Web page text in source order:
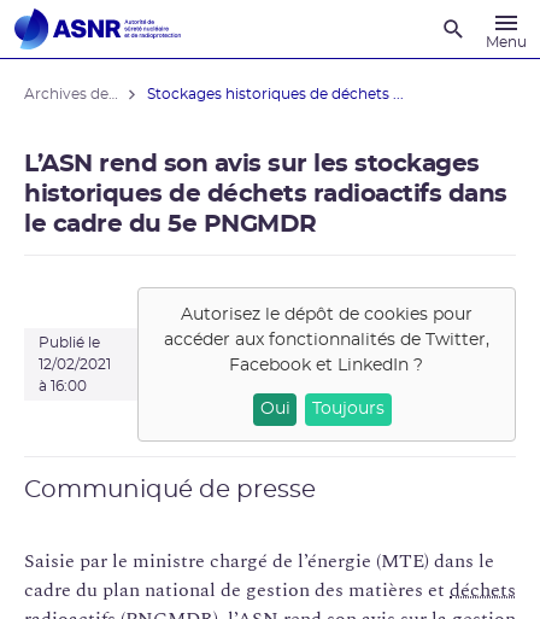
Menu
Stockages historiques de déchets ...
L’ASN rend son avis sur les stockages
historiques de déchets radioactifs dans
le cadre du 5e PNGMDR
Publié le
12/02/2021
à 16:00
Autorisez le dépôt de cookies pour
accéder aux fonctionnalités de Twitter,
Facebook et LinkedIn ?
Oui Toujours
Communiqué de presse
Saisie par le ministre chargé de l’énergie (MTE) dans le
cadre du plan national de gestion des matières et déchets